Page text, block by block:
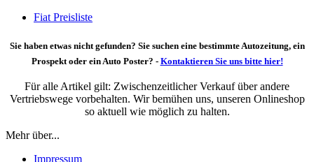
Fiat Preisliste
Sie haben etwas nicht gefunden? Sie suchen eine bestimmte Autozeitung, ein
Prospekt oder ein Auto Poster? - Kontaktieren Sie uns bitte hier!
Für alle Artikel gilt: Zwischenzeitlicher Verkauf über andere
Vertriebswege vorbehalten. Wir bemühen uns, unseren Onlineshop
so aktuell wie möglich zu halten.
Mehr über...
Impressum